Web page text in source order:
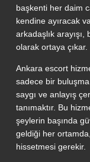
başkenti her daim
kendine ayıracak
arkadaşlık
olarak ortaya çıkar.
Ankara escort
sadece bir buluşma
saygı ve anlayış
tanımaktır. Bu
şeylerin başında
geldiği her
hissetmesi gerekir.